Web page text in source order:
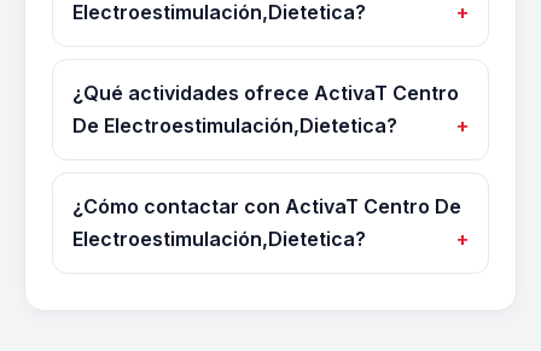
Electroestimulación,Dietetica?
¿Qué actividades ofrece ActivaT Centro
De Electroestimulación,Dietetica?
¿Cómo contactar con ActivaT Centro De
Electroestimulación,Dietetica?